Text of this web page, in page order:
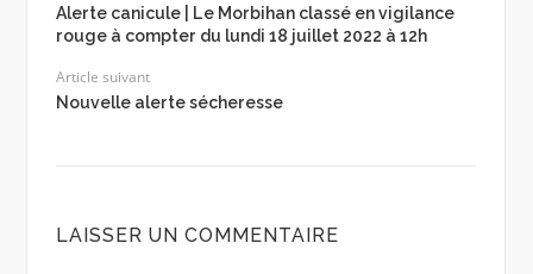
Alerte canicule | Le Morbihan classé en vigilance
rouge à compter du lundi 18 juillet 2022 à 12h
Article suivant
Nouvelle alerte sécheresse
LAISSER UN COMMENTAIRE